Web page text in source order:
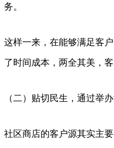
务。
这样一来，在能够满足客
了时间成本，两全其美，客
（二）贴切民生，通过举
社区商店的客户源其实主